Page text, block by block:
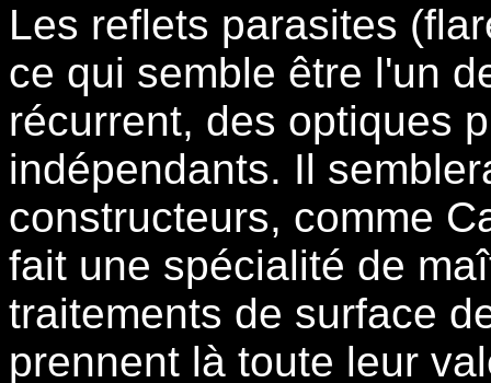
Les reflets parasites
ce qui semble être l'un
récurrent, des optiques
indépendants. Il
constructeurs, comme
fait une spécialité de
traitements de surface
prennent là toute leur